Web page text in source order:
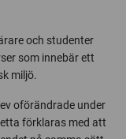
och studenter
som innebär ett
miljö.
oförändrade under
förklaras med att